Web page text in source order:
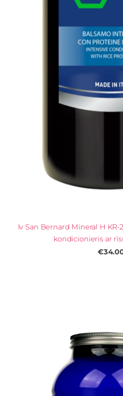
Iv San Bernard Mineral H
kondicionieris ar